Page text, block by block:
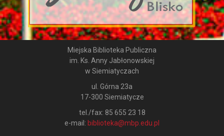
Miejska Biblioteka Publiczna
im. Ks. Anny Jabłonowskiej
w Siemiatyczach
ul. Górna 23a
17-300 Siemiatycze
tel./fax: 85 655 23 18
e-mail: biblioteka@mbp.edu.pl